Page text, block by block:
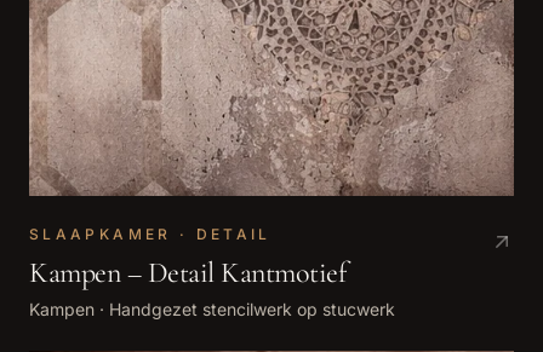
SLAAPKAMER · DETAIL
Kampen – Detail Kantmotief
Kampen · Handgezet stencilwerk op stucwerk